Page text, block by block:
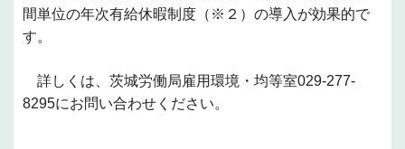
間単位の年次有給休暇制度（※２）の導入が効果的で
す。
詳しくは、茨城労働局雇用環境・均等室029-277-
8295にお問い合わせください。